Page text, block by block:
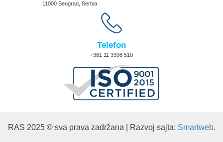
11000 Beograd, Serbia
Telefon
+381 11 3398 510
RAS 2025 © sva prava zadržana | Razvoj sajta: Smartweb.